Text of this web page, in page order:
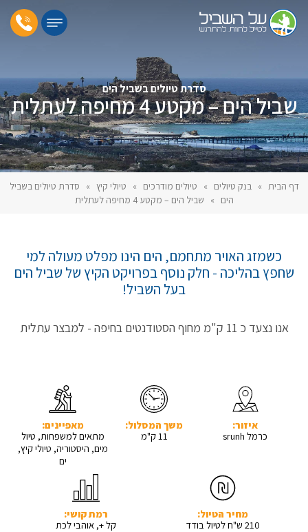
סדרת טיולים בשביל הים
שביל הים – מקטע 4 מחיפה לעתלית
דף הבית »בנק טיולים » טיולים מודרכים » טיולי קיץ » סדרת טיולים בשביל
הים » שביל הים – מקטע 4 מחיפה לעתלית
כשמזג האויר מתחמם, הים הינו מפלט מעולה למי
שחפץ בהליכה - חלק נוסף בפרויקט הקיץ של שביל הים
בעל השביל!
אנו נצעד כ 11 ק"מ מחוף הסטודנטים בחיפה - למבצר עתלית
איזור:
כרמל srunh
משך המסלול:
11 ק"מ
מאפיינים:
מתאים למשפחות, טיול
מים, היסטוריה, טיולי קיץ,
ים
מחיר הטיול:
210 ש"ח לטיול בודד
רמת קושי:
קל +, אוהבי לכת